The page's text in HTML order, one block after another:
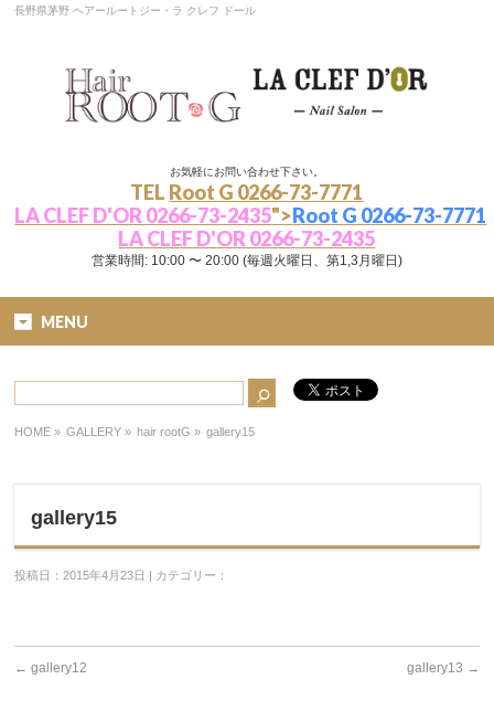
長野県茅野 ヘアールートジー・ラ クレフ ドール
お気軽にお問い合わせ下さい。
TEL Root G 0266-73-7771
LA CLEF D'OR 0266-73-2435">Root G 0266-73-7771
LA CLEF D'OR 0266-73-2435
営業時間: 10:00 〜 20:00 (毎週火曜日、第1,3月曜日)
MENU
HOME » GALLERY » hair rootG » gallery15
gallery15
投稿日：2015年4月23日 | カテゴリー：
← gallery12 gallery13 →